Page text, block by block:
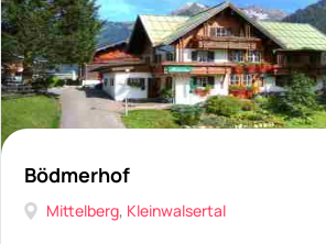
Bödmerhof
Mittelberg, Kleinwalsertal